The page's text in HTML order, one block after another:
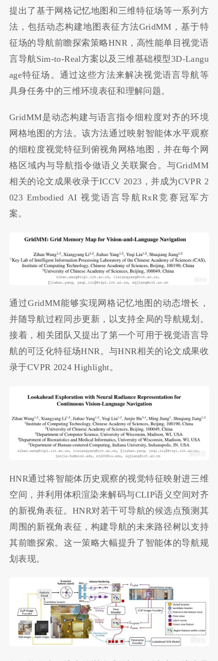
提出了基于网格记忆地图和三维特征场等一系列方
法，包括动态构建地图表征方法GridMM，基于特
征场的导航前瞻探索策略HNR，高性能单目视觉语
言导航Sim-to-Real方案以及三维基础模型3D-Langu
age特征场。通过这些方法来解决视觉语言导航等
具身任务中的三维环境表征和理解问题。
GridMM是动态构建与语言指令细粒度对齐的环境
网格地图的方法。该方法通过映射智能体水平观察
的细粒度视觉特征到俯视角网格地图，并在每个网
格区域内与导航指令做语义关联聚合。与GridMM
相关的论文成果收录于ICCV 2023，并成为CVPR 2
023 Embodied AI 视觉语言导航RxR竞赛冠军方
案。
通过GridMM能够实现网格记忆地图的动态增长，
并随导航过程同步更新，以支持全局的导航规划。
接着，相关团队又提出了第一个可用于视觉语言导
航的可泛化特征场HNR。与HNR相关的论文成果收
录于CVPR 2024 Highlight。
HNR通过将智能体历史观察的视觉特征映射进三维
空间，并利用体积渲染来解码与CLIP语义空间对齐
的新视角表征。HNR对若干可导航的候选点预测其
周围的新视角表征，构建导航的未来路径树以支持
其前瞻探索。这一策略大幅提升了智能体的导航规
划表现。